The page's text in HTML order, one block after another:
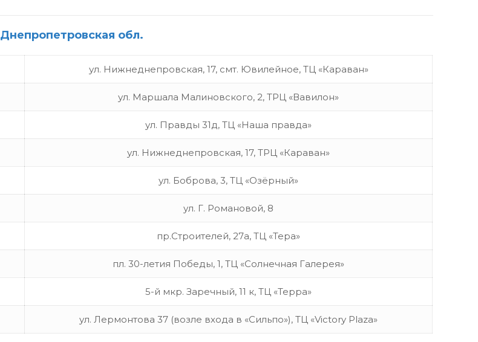
Днепропетровская обл.
ул. Нижнеднепровская, 17, смт. Ювилейное, ТЦ «Караван»
ул. Маршала Малиновского, 2, ТРЦ «Вавилон»
ул. Правды 31д, ТЦ «Наша правда»
ул. Нижнеднепровская, 17, ТРЦ «Караван»
ул. Боброва, 3, ТЦ «Озёрный»
ул. Г. Романовой, 8
пр.Строителей, 27а, ТЦ «Тера»
пл. 30-летия Победы, 1, ТЦ «Солнечная Галерея»
5-й мкр. Заречный, 11 к, ТЦ «Терра»
ул. Лермонтова 37 (возле входа в «Сильпо»), ТЦ «Victory Plaza»